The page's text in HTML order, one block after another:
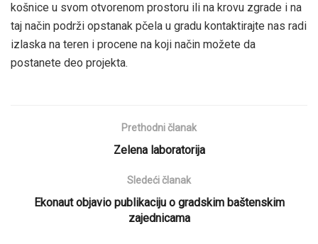
košnice u svom otvorenom prostoru ili na krovu zgrade i na
taj način podrži opstanak pčela u gradu kontaktirajte nas radi
izlaska na teren i procene na koji način možete da
postanete deo projekta.
Prethodni članak
Zelena laboratorija
Sledeći članak
Ekonaut objavio publikaciju o gradskim baštenskim
zajednicama